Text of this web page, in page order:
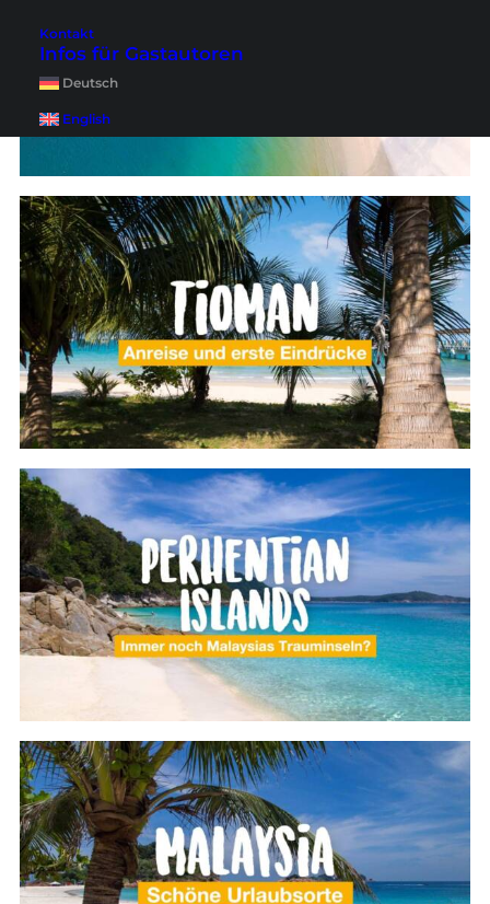
Kontakt
Infos für Gastautoren
Deutsch
English